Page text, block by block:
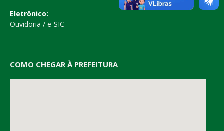
Eletrônico:
Ouvidoria / e-SIC
COMO CHEGAR À PREFEITURA